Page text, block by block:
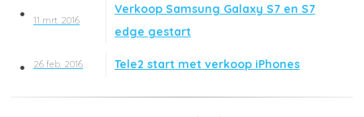
11 mrt. 2016
Verkoop Samsung Galaxy S7 en S7
edge gestart
26 feb. 2016 Tele2 start met verkoop iPhones